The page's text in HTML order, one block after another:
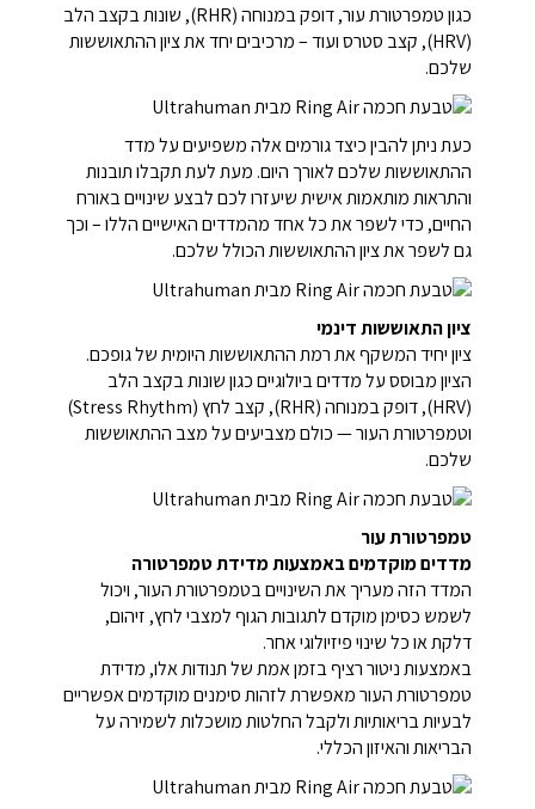
כגון טמפרטורת עור, דופק במנוחה (RHR), שונות בקצב הלב
(HRV), קצב סטרס ועוד – מרכיבים יחד את ציון ההתאוששות
שלכם.
כעת ניתן להבין כיצד גורמים אלה משפיעים על מדד
ההתאוששות שלכם לאורך היום. מעת לעת תקבלו תובנות
והתראות מותאמות אישית שיעזרו לכם לבצע שינויים באורח
החיים, כדי לשפר את כל אחד מהמדדים האישיים הללו – וכך
גם לשפר את ציון ההתאוששות הכולל שלכם.
ציון התאוששות דינמי
ציון יחיד המשקף את רמת ההתאוששות היומית של גופכם.
הציון מבוסס על מדדים ביולוגיים כגון שונות בקצב הלב
(HRV), דופק במנוחה (RHR), קצב לחץ (Stress Rhythm)
וטמפרטורת העור — כולם מצביעים על מצב ההתאוששות
שלכם.
טמפרטורת עור
מדדים מוקדמים באמצעות מדידת טמפרטורה
המדד הזה מעריך את השינויים בטמפרטורת העור, ויכול
לשמש כסימן מוקדם לתגובות הגוף למצבי לחץ, זיהום,
דלקת או כל שינוי פיזיולוגי אחר.
באמצעות ניטור רציף בזמן אמת של תנודות אלו, מדידת
טמפרטורת העור מאפשרת לזהות סימנים מוקדמים אפשריים
לבעיות בריאותיות ולקבל החלטות מושכלות לשמירה על
הבריאות והאיזון הכללי.